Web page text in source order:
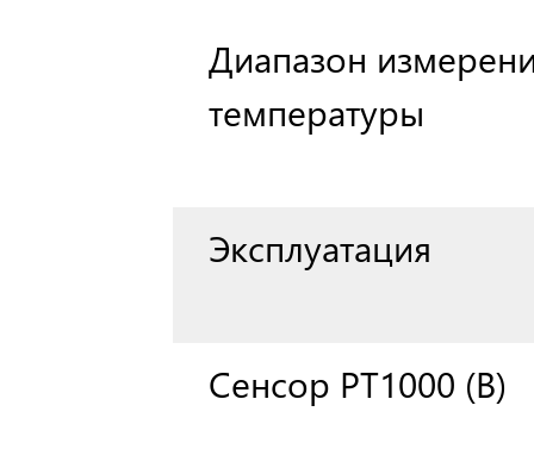
Диапазон
температуры
Эксплуатация
Сенсор РТ1000 (В)